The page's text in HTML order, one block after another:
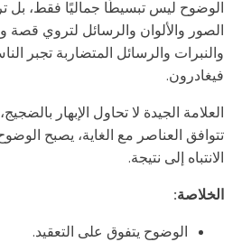
الوضوح ليس تبسيطًا جماليًا فقط، بل
الصور والألوان والرسائل لتروي قصة
والنبرات والرسائل المتضاربة تجبر
فيغادرون.
العلامة الجيدة لا تحاول الإبهار
تتوافق العناصر مع الغاية، يصبح
الانتباه إلى نتيجة.
الخلاصة:
الوضوح يتفوق على التعقيد.